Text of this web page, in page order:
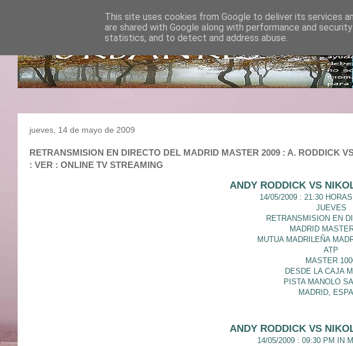
jueves, 14 de mayo de 2009
RETRANSMISION EN DIRECTO DEL MADRID MASTER 2009 : A. RODDICK
: VER : ONLINE TV STREAMING
ANDY RODDICK VS
14/05/2009 : 21:30
JUEVES
RETRANSMISION EN
MADRID
MUTUA MADRILEÑA
ATP
MASTER
DESDE LA CAJA
PISTA MANOLO
MADRID,
ANDY RODDICK VS
14/05/2009 : 09:30 PM IN
This site uses cookies from Google to deliver its services
are shared with Google along with performance and
statistics, and to detect and address abuse.